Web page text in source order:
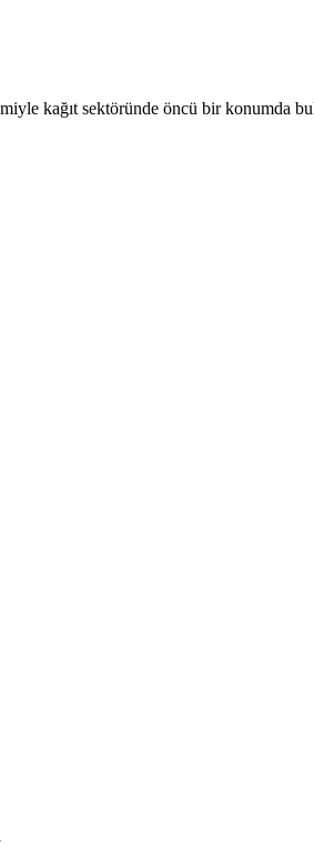
kağıt sektöründe öncü bir konumda